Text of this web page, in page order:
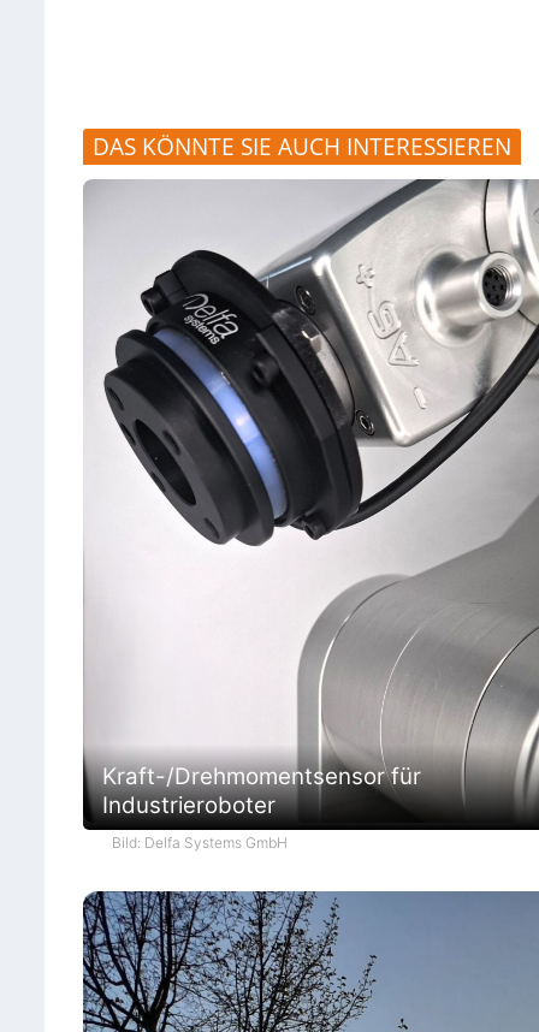
DAS KÖNNTE SIE AUCH INTERESSIEREN
Kraft-/Drehmomentsensor für
Industrieroboter
Bild: Delfa Systems GmbH